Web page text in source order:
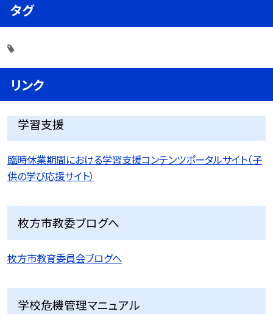
タグ
リンク
学習支援
臨時休業期間における学習支援コンテンツポータルサイト（子
供の学び応援サイト）
枚方市教委ブログへ
枚方市教育委員会ブログへ
学校危機管理マニュアル